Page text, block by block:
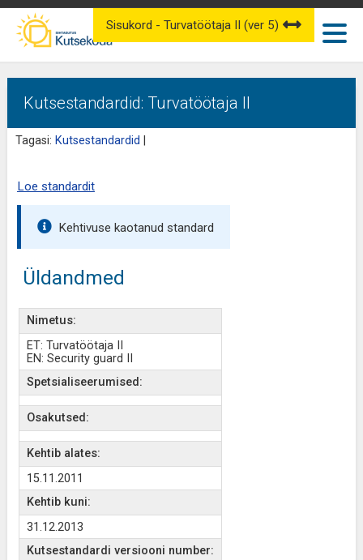
Kutsestandardid: Turvatöötaja II
Tagasi: Kutsestandardid
Sisukord - Turvatöötaja II (ver 5)
Loe standardit
Kehtivuse kaotanud standard
Üldandmed
Nimetus:
ET: Turvatöötaja II
EN: Security guard II
Spetsialiseerumised:
Osakutsed:
Kehtib alates:
15.11.2011
Kehtib kuni:
31.12.2013
Kutsestandardi versiooni number: